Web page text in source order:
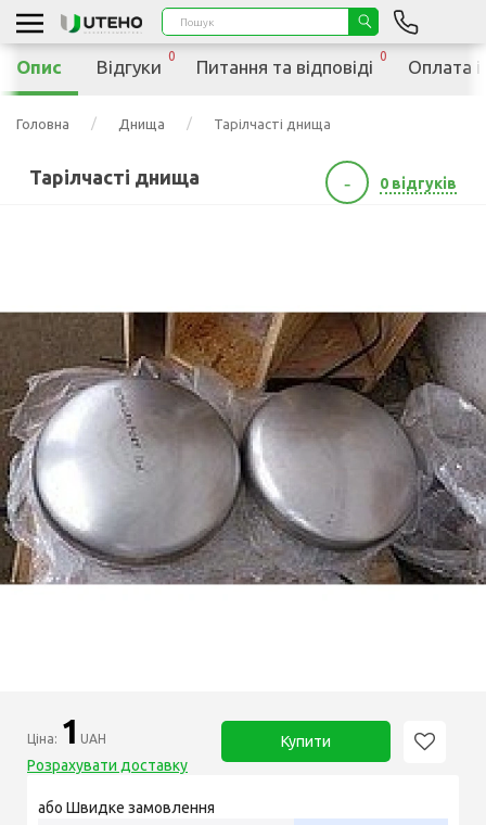
Головна Днища Тарілчасті днища
Тарілчасті днища - 0 відгуків
Ціна: 1 UAH
Розрахувати доставку
Купити
або Швидке замовлення
Опис Відгуки
0
Питання та відповіді
0
Оплата